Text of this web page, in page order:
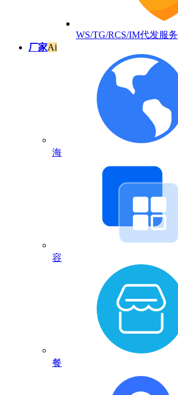
WS/TG/RCS/IM代发服务
厂家Ai
海
容
餐